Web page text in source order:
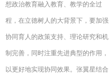
想政治教育融入教育、教学的全过
程，在立德树人的大背景下，要加强
协同育人的政策支持、理论研究和机
制完善，同时注重先进典型的作用，
以更好地实现协同效果。张翼星结合